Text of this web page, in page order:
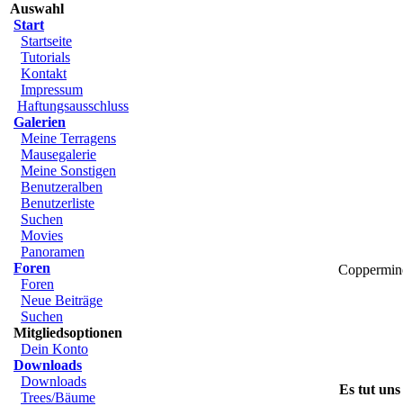
Auswahl
Start
Startseite
Tutorials
Kontakt
Impressum
Haftungsausschluss
Galerien
Meine Terragens
Mausegalerie
Meine Sonstigen
Benutzeralben
Benutzerliste
Suchen
Movies
Panoramen
Foren
Foren
Neue Beiträge
Suchen
Mitgliedsoptionen
Dein Konto
Downloads
Downloads
Trees/Bäume
Es tut